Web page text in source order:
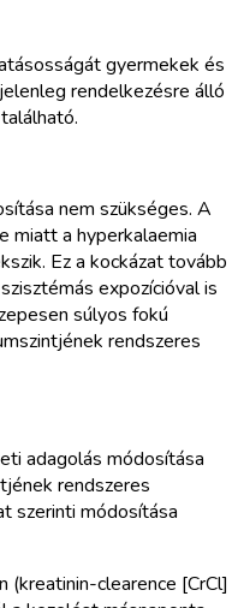
gyermekek és
rendelkezésre álló
nem szükséges. A
miatt a hyperkalaemia
Ez a kockázat tovább
expozícióval is
súlyos fokú
rendszeres
adagolás módosítása
rendszeres
szerinti módosítása
(kreatinin-clearence [CrCl]